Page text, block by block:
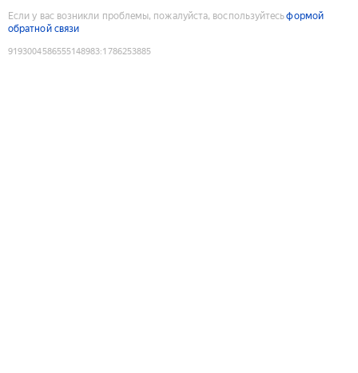
Если у вас возникли проблемы, пожалуйста, воспользуйтесьформой
обратной связи
9193004586555148983:1786253885